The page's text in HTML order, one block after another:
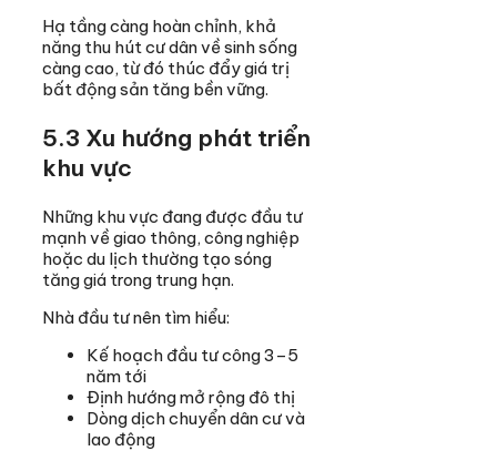
Hạ tầng càng hoàn chỉnh, khả
năng thu hút cư dân về sinh sống
càng cao, từ đó thúc đẩy giá trị
bất động sản tăng bền vững.
5.3 Xu hướng phát triển
khu vực
Những khu vực đang được đầu tư
mạnh về giao thông, công nghiệp
hoặc du lịch thường tạo sóng
tăng giá trong trung hạn.
Nhà đầu tư nên tìm hiểu:
Kế hoạch đầu tư công 3–5
năm tới
Định hướng mở rộng đô thị
Dòng dịch chuyển dân cư và
lao động